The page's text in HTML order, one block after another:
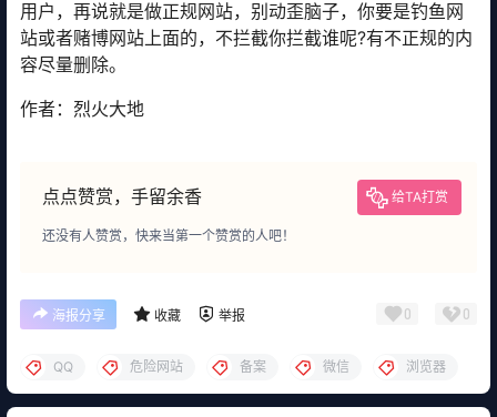
用户，再说就是做正规网站，别动歪脑子，你要是钓鱼网
站或者赌博网站上面的，不拦截你拦截谁呢?有不正规的内
容尽量删除。
作者：烈火大地
点点赞赏，手留余香 给TA打赏
还没有人赞赏，快来当第一个赞赏的人吧！
海报分享 收藏 举报 0 0
QQ 危险网站 备案 微信 浏览器